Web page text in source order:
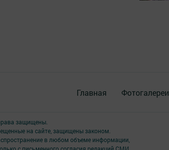
Главная Фотогалереи
защищены.
на сайте, защищены законом.
в любом объеме информации,